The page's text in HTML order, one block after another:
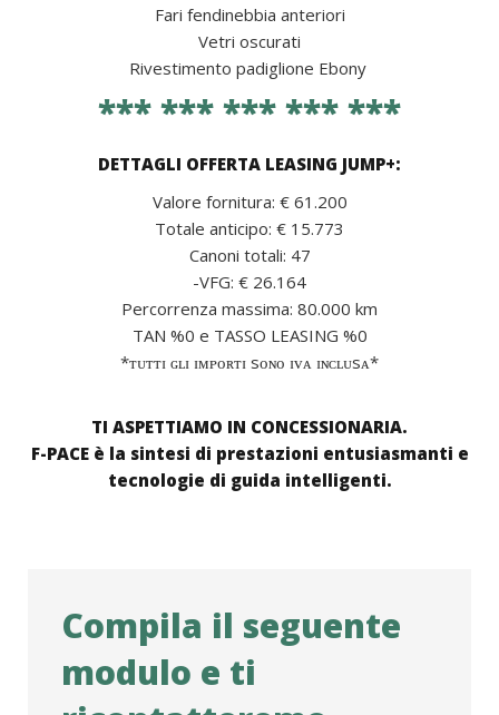
Fari fendinebbia anteriori
Vetri oscurati
Rivestimento padiglione Ebony
*** *** *** *** ***
DETTAGLI OFFERTA LEASING JUMP+:
Valore fornitura: € 61.200
Totale anticipo: € 15.773
Canoni totali: 47
-VFG: € 26.164
Percorrenza massima: 80.000 km
TAN %0 e TASSO LEASING %0
*ᴛᴜᴛᴛɪ ɢʟɪ ɪᴍᴘᴏʀᴛɪ sᴏɴᴏ ɪᴠᴀ ɪɴᴄʟᴜsᴀ*
TI ASPETTIAMO IN CONCESSIONARIA.
F-PACE è la sintesi di prestazioni entusiasmanti e
tecnologie di guida intelligenti.
Compila il seguente
modulo e ti